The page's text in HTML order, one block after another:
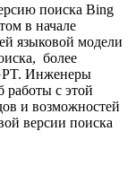
поиска Bing
в начале
языковой модели
более
Инженеры
работы с этой
и возможностей
версии поиска